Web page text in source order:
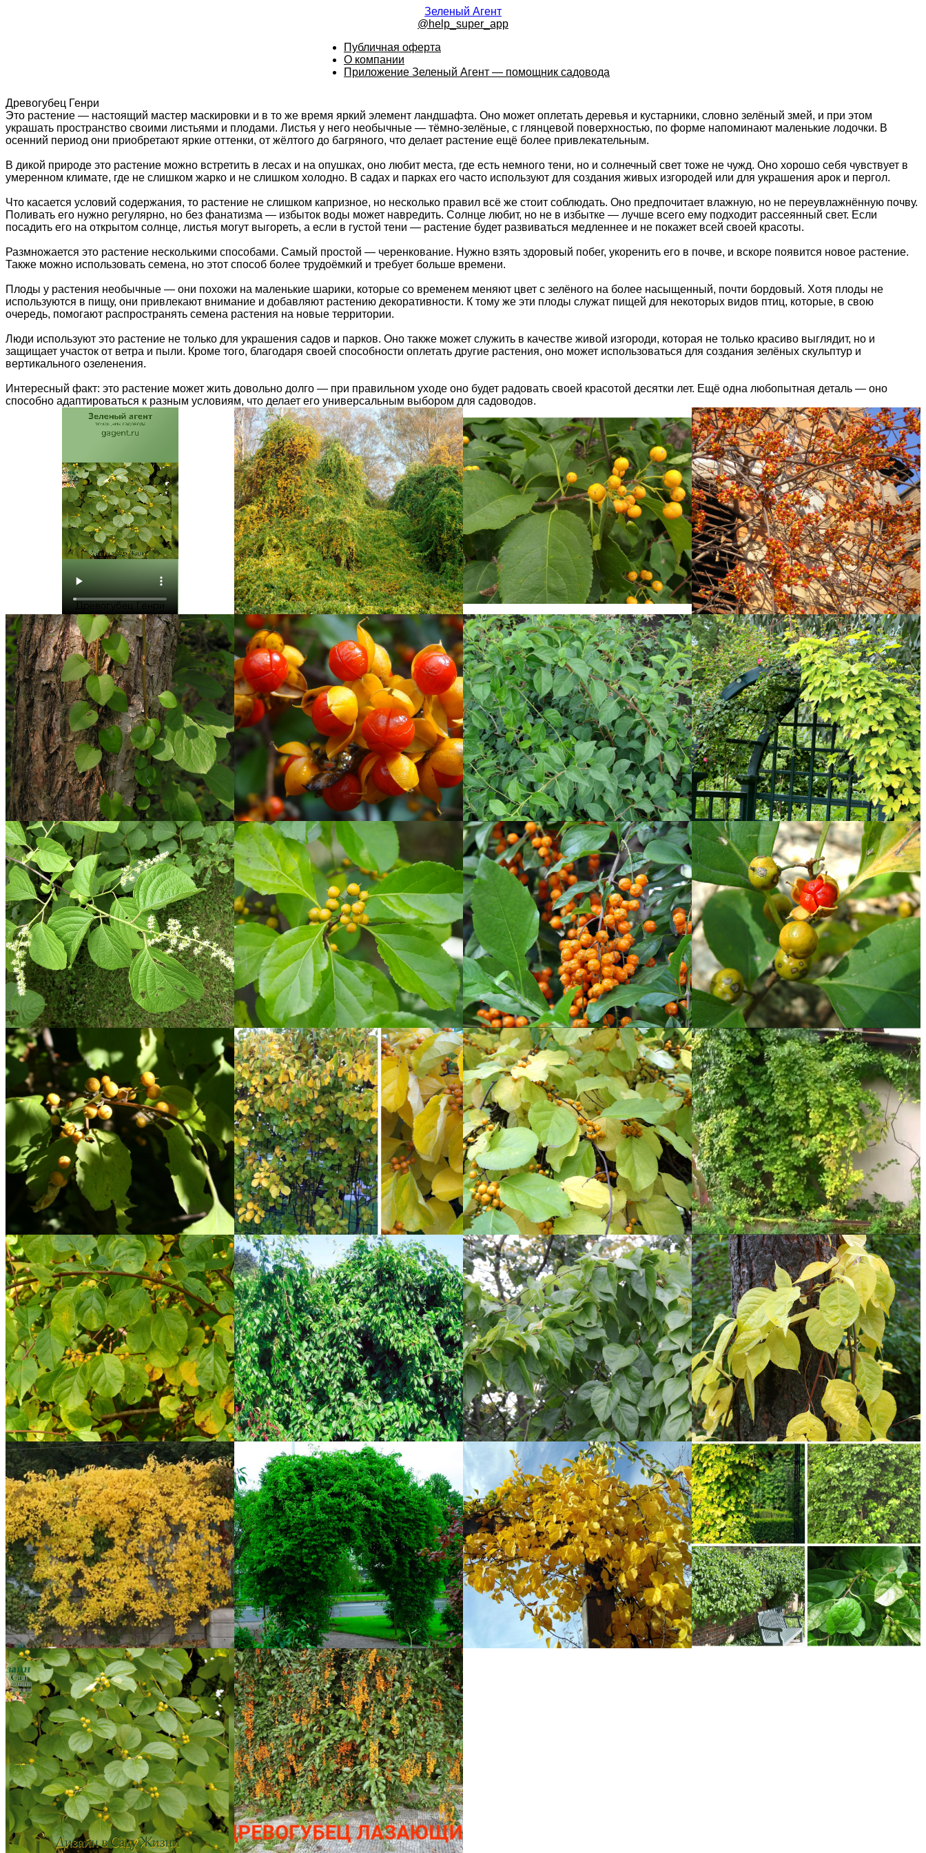
Зеленый Агент
@help_super_app
Публичная оферта
О компании
Приложение Зеленый Агент — помощник садовода
Древогубец Генри
Это растение — настоящий мастер маскировки и в то же время яркий элемент ландшафта. Оно может оплетать деревья и кустарники, словно зелёный змей, и при этом
украшать пространство своими листьями и плодами. Листья у него необычные — тёмно-зелёные, с глянцевой поверхностью, по форме напоминают маленькие лодочки. В
осенний период они приобретают яркие оттенки, от жёлтого до багряного, что делает растение ещё более привлекательным.
В дикой природе это растение можно встретить в лесах и на опушках, оно любит места, где есть немного тени, но и солнечный свет тоже не чужд. Оно хорошо себя чувствует в
умеренном климате, где не слишком жарко и не слишком холодно. В садах и парках его часто используют для создания живых изгородей или для украшения арок и пергол.
Что касается условий содержания, то растение не слишком капризное, но несколько правил всё же стоит соблюдать. Оно предпочитает влажную, но не переувлажнённую почву.
Поливать его нужно регулярно, но без фанатизма — избыток воды может навредить. Солнце любит, но не в избытке — лучше всего ему подходит рассеянный свет. Если
посадить его на открытом солнце, листья могут выгореть, а если в густой тени — растение будет развиваться медленнее и не покажет всей своей красоты.
Размножается это растение несколькими способами. Самый простой — черенкование. Нужно взять здоровый побег, укоренить его в почве, и вскоре появится новое растение.
Также можно использовать семена, но этот способ более трудоёмкий и требует больше времени.
Плоды у растения необычные — они похожи на маленькие шарики, которые со временем меняют цвет с зелёного на более насыщенный, почти бордовый. Хотя плоды не
используются в пищу, они привлекают внимание и добавляют растению декоративности. К тому же эти плоды служат пищей для некоторых видов птиц, которые, в свою
очередь, помогают распространять семена растения на новые территории.
Люди используют это растение не только для украшения садов и парков. Оно также может служить в качестве живой изгороди, которая не только красиво выглядит, но и
защищает участок от ветра и пыли. Кроме того, благодаря своей способности оплетать другие растения, оно может использоваться для создания зелёных скульптур и
вертикального озеленения.
Интересный факт: это растение может жить довольно долго — при правильном уходе оно будет радовать своей красотой десятки лет. Ещё одна любопытная деталь — оно
способно адаптироваться к разным условиям, что делает его универсальным выбором для садоводов.